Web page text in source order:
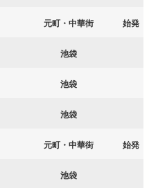
元町・中華街 始発
池袋
池袋
池袋
元町・中華街 始発
池袋